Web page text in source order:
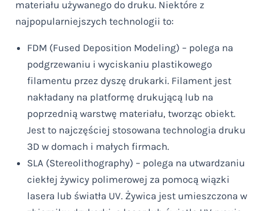
materiału używanego do druku. Niektóre z
najpopularniejszych technologii to:
FDM (Fused Deposition Modeling) – polega na
podgrzewaniu i wyciskaniu plastikowego
filamentu przez dyszę drukarki. Filament jest
nakładany na platformę drukującą lub na
poprzednią warstwę materiału, tworząc obiekt.
Jest to najczęściej stosowana technologia druku
3D w domach i małych firmach.
SLA (Stereolithography) – polega na utwardzaniu
ciekłej żywicy polimerowej za pomocą wiązki
lasera lub światła UV. Żywica jest umieszczona w